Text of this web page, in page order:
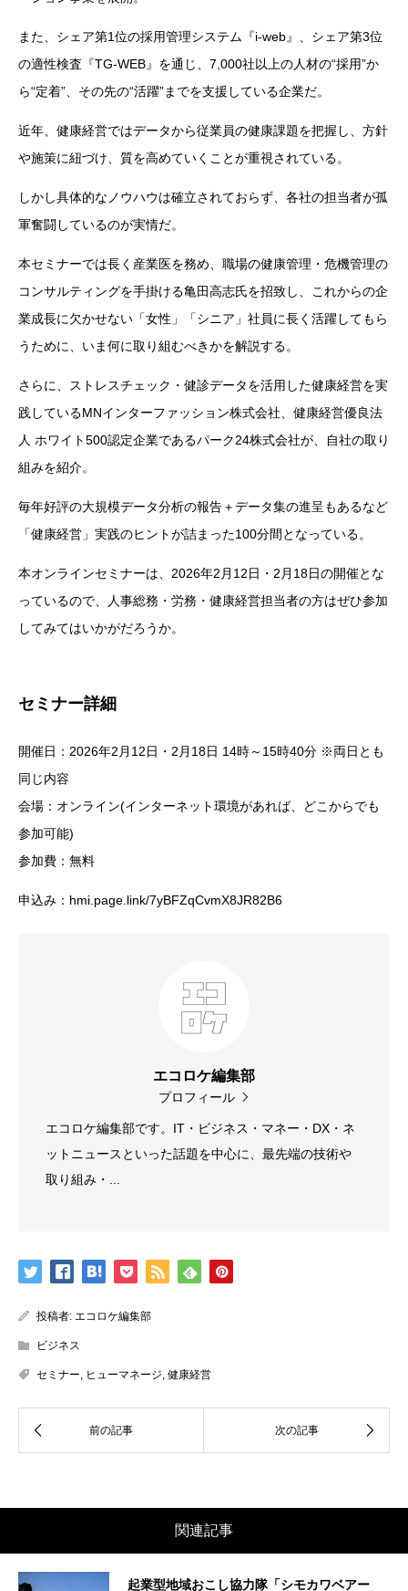
また、シェア第1位の採用管理システム『i-web』、シェア第3位
の適性検査『TG-WEB』を通じ、7,000社以上の人材の“採用”か
ら“定着”、その先の“活躍”までを支援している企業だ。
近年、健康経営ではデータから従業員の健康課題を把握し、方針
や施策に紐づけ、質を高めていくことが重視されている。
しかし具体的なノウハウは確立されておらず、各社の担当者が孤
軍奮闘しているのが実情だ。
本セミナーでは長く産業医を務め、職場の健康管理・危機管理の
コンサルティングを手掛ける亀田高志氏を招致し、これからの企
業成長に欠かせない「女性」「シニア」社員に長く活躍してもら
うために、いま何に取り組むべきかを解説する。
さらに、ストレスチェック・健診データを活用した健康経営を実
践しているMNインターファッション株式会社、健康経営優良法
人 ホワイト500認定企業であるパーク24株式会社が、自社の取り
組みを紹介。
毎年好評の大規模データ分析の報告＋データ集の進呈もあるなど
「健康経営」実践のヒントが詰まった100分間となっている。
本オンラインセミナーは、2026年2月12日・2月18日の開催とな
っているので、人事総務・労務・健康経営担当者の方はぜひ参加
してみてはいかがだろうか。
セミナー詳細
開催日：2026年2月12日・2月18日 14時～15時40分 ※両日とも
同じ内容
会場：オンライン(インターネット環境があれば、どこからでも
参加可能)
参加費：無料
申込み：hmi.page.link/7yBFZqCvmX8JR82B6
エコロケ編集部
プロフィール
エコロケ編集部です。IT・ビジネス・マネー・DX・ネ
ットニュースといった話題を中心に、最先端の技術や
取り組み・...
投稿者: エコロケ編集部
ビジネス
セミナー, ヒューマネージ, 健康経営
関連記事
起業型地域おこし協力隊「シモカワベアー